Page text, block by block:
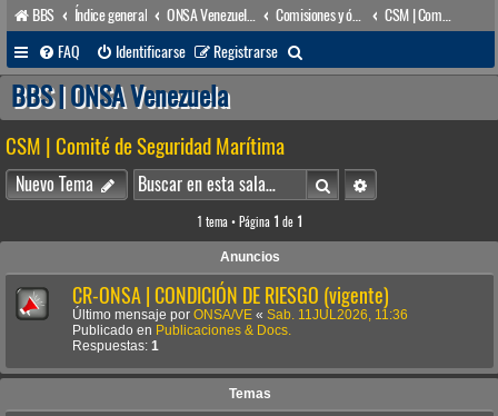
BBS Índice general Comisiones y órganos Asesores internos
FAQ
Identificarse Registrarse
u
a
r
BBS | ONSA Venezuela
CSM | Comité de Seguridad Marítima
Nuevo Tema BuscarBúsqueda avanzada
1 tema • Página 1 de 1
Anuncios
CR-ONSA | CONDICIÓN DE RIESGO (vigente)
Último mensaje por ONSA/VE « Sab. 11JUL2026, 11:36
Publicado en Publicaciones & Docs.
Respuestas: 1
Temas